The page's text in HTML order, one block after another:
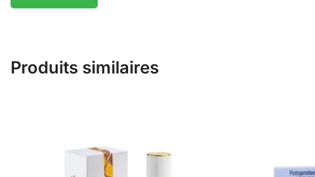
Produits similaires